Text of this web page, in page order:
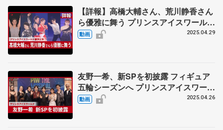
を」 （初演後コメント全文）
【詳報】高橋大輔さん、荒川静香さん
ら優雅に舞う プリンスアイスワールド
横浜公演
動画 2025.04.29
友野一希、新SPを初披露 フィギュア
五輪シーズンへ プリンスアイスワール
ド横浜公演
動画 2025.04.26